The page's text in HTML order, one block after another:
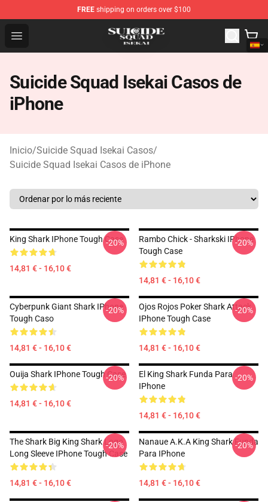
FREE shipping on orders over $100
Open menu
Suicide Squad Isekai Store - Official Suicide Squad
Suicide Squad Isekai Casos de
iPhone
Inicio/Suicide Squad Isekai Casos/
Suicide Squad Isekai Casos de iPhone
King Shark IPhone Tough Case
14,81 € - 16,10 €
-20%
Rambo Chick - Sharkski IPhone
Tough Case
14,81 € - 16,10 €
-20%
Cyberpunk Giant Shark IPhone
Tough Caso
14,81 € - 16,10 €
-20%
Ojos Rojos Poker Shark Attack
IPhone Tough Case
14,81 € - 16,10 €
-20%
Ouija Shark IPhone Tough Case
14,81 € - 16,10 €
-20%
El King Shark Funda Para
IPhone
14,81 € - 16,10 €
-20%
The Shark Big King Shark Logo
Long Sleeve IPhone Tough Case
14,81 € - 16,10 €
-20%
Nanaue A.K.A King Shark Funda
Para IPhone
14,81 € - 16,10 €
-20%